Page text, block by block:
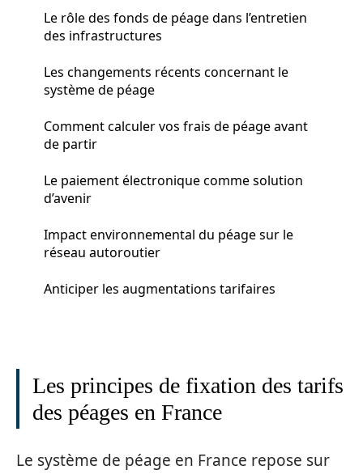
Le rôle des fonds de péage dans l’entretien
des infrastructures
Les changements récents concernant le
système de péage
Comment calculer vos frais de péage avant
de partir
Le paiement électronique comme solution
d’avenir
Impact environnemental du péage sur le
réseau autoroutier
Anticiper les augmentations tarifaires
Les principes de fixation des tarifs
des péages en France
Le système de péage en France repose sur